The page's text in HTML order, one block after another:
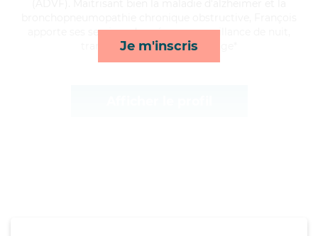
Je m'inscris
apporte ses services de ménage, surveillance de nuit,
transports et toilette/habillage*